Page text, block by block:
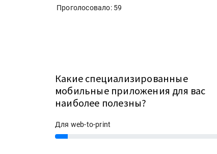
Проголосовало: 59
Какие специализированные
мобильные приложения для вас
наиболее полезны?
Для web-to-print
7%